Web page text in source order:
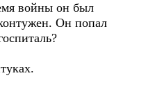
войны он был
Он попал